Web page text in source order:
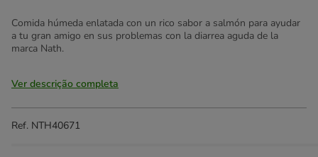
Comida húmeda enlatada con un rico sabor a salmón para ayudar
a tu gran amigo en sus problemas con la diarrea aguda de la
marca Nath.
Ver descrição completa
Ref. NTH40671